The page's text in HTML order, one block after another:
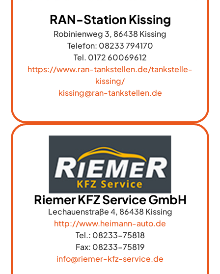
RAN-Station Kissing
Robinienweg 3, 86438 Kissing
Telefon: 08233 794170
Tel. 0172 60069612
https://www.ran-tankstellen.de/tankstelle-
kissing/
kissing@ran-tankstellen.de
Riemer KFZ Service GmbH
Lechauenstraße 4, 86438 Kissing
http://www.heimann-auto.de
Tel.: 08233-75818
Fax: 08233-75819
info@riemer-kfz-service.de